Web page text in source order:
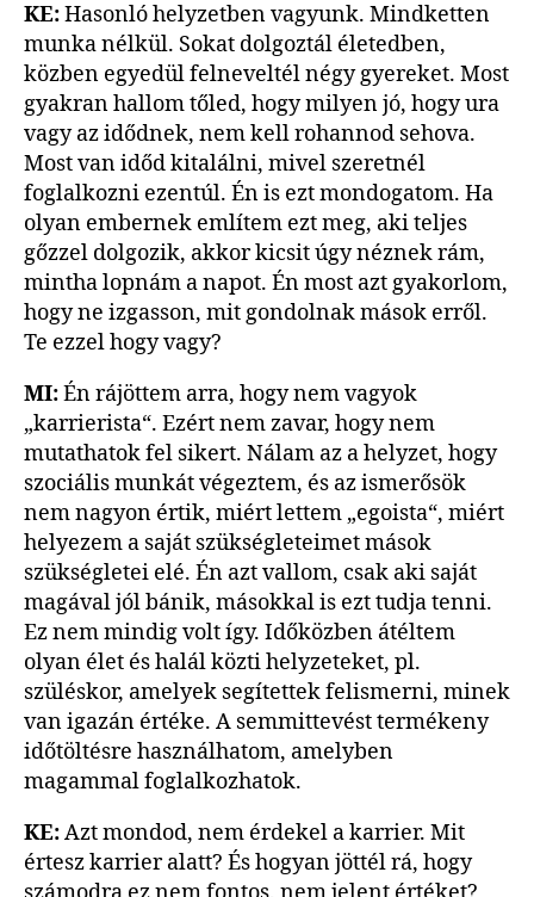
KE:Hasonló helyzetben vagyunk. Mindketten
munka nélkül. Sokat dolgoztál életedben,
közben egyedül felneveltél négy gyereket. Most
gyakran hallom tőled, hogy milyen jó, hogy ura
vagy az idődnek, nem kell rohannod sehova.
Most van időd kitalálni, mivel szeretnél
foglalkozni ezentúl. Én is ezt mondogatom. Ha
olyan embernek említem ezt meg, aki teljes
gőzzel dolgozik, akkor kicsit úgy néznek rám,
mintha lopnám a napot. Én most azt gyakorlom,
hogy ne izgasson, mit gondolnak mások erről.
Te ezzel hogy vagy?
MI:Én rájöttem arra, hogy nem vagyok
„karrierista“. Ezért nem zavar, hogy nem
mutathatok fel sikert. Nálam az a helyzet, hogy
szociális munkát végeztem, és az ismerősök
nem nagyon értik, miért lettem „egoista“, miért
helyezem a saját szükségleteimet mások
szükségletei elé. Én azt vallom, csak aki saját
magával jól bánik, másokkal is ezt tudja tenni.
Ez nem mindig volt így. Időközben átéltem
olyan élet és halál közti helyzeteket, pl.
szüléskor, amelyek segítettek felismerni, minek
van igazán értéke. A semmittevést termékeny
időtöltésre használhatom, amelyben
magammal foglalkozhatok.
KE:Azt mondod, nem érdekel a karrier. Mit
értesz karrier alatt? És hogyan jöttél rá, hogy